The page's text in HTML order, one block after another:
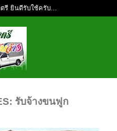
รี ยินดีรับใช้ครับ...
รับจ้างขนฟูก